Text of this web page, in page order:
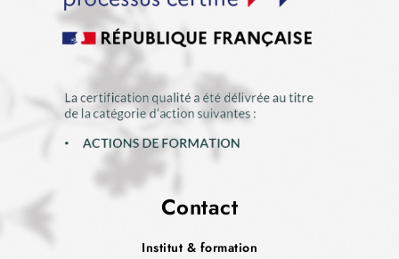
Contact
Institut & formation